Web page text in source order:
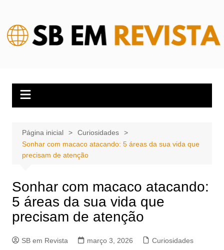
conteúdo
Página inicial
Curiosidades
Sonhar com macaco atacando: 5 áreas da sua vida que
precisam de atenção
Sonhar com macaco atacando:
5 áreas da sua vida que
precisam de atenção
SB em Revista março 3, 2026 Curiosidades